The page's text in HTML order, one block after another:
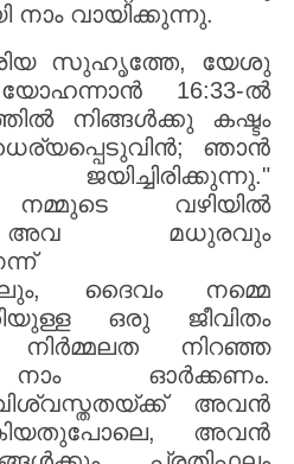
നാം വായിക്കുന്നു.
സുഹൃത്തേ, യേശു
16:33-ൽ
നിങ്ങൾക്കു കഷ്ടം
ഞാൻ
വഴിയിൽ
അവ മധുരവും
ദൈവം നമ്മെ
ഒരു ജീവിതം
നിറഞ്ഞ
നാം ഓർക്കണം.
അവൻ
അവൻ